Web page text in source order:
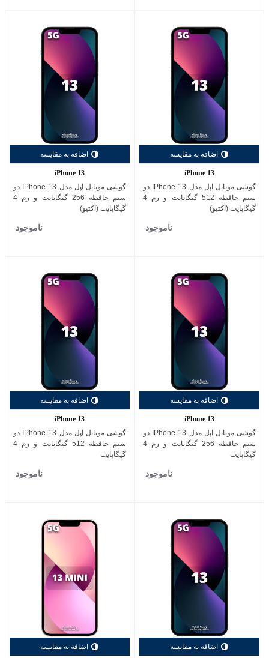
اضافه به مقایسه
iPhone 13
گوشی موبایل اپل مدل IPhone 13 دو
سیم حافظه 512 گیگابایت و رم 4
گیگابایت (اکتیو)
ناموجود
اضافه به مقایسه
iPhone 13
گوشی موبایل اپل مدل IPhone 13 دو
سیم حافظه 256 گیگابایت و رم 4
گیگابایت (اکتیو)
ناموجود
اضافه به مقایسه
iPhone 13
گوشی موبایل اپل مدل IPhone 13 دو
سیم حافظه 256 گیگابایت و رم 4
گیگابایت
ناموجود
اضافه به مقایسه
iPhone 13
گوشی موبایل اپل مدل IPhone 13 دو
سیم حافظه 512 گیگابایت و رم 4
گیگابایت
ناموجود
اضافه به مقایسه اضافه به مقایسه